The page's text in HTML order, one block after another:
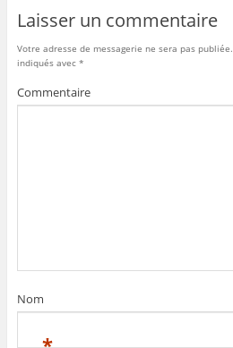
Laisser un commentaire
Votre adresse de messagerie ne sera pas publiée.
indiqués avec *
Commentaire
Nom